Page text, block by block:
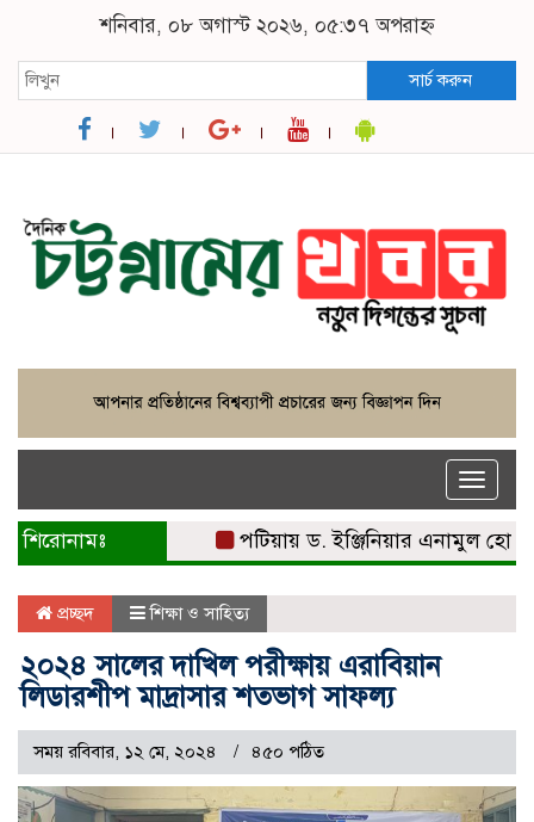
শনিবার, ০৮ অগাস্ট ২০২৬, ০৫:৩৭ অপরাহ্ন
সার্চ করুন
Toggle
শিরোনামঃ পটিয়ায় ড. ইঞ্জিনিয়ার এনামুল হোসেনকে
প্রচ্ছদ শিক্ষা ও সাহিত্য
২০২৪ সালের দাখিল পরীক্ষায় এরাবিয়ান
লিডারশীপ মাদ্রাসার শতভাগ সাফল্য
সময় রবিবার, ১২ মে, ২০২৪ ৪৫০ পঠিত